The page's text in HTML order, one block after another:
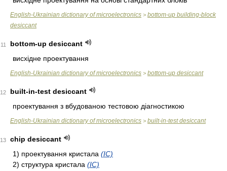
English-Ukrainian dictionary of microelectronics > bottom-up building-block
desiccant
11
bottom-up desiccant
висхідне проектування
English-Ukrainian dictionary of microelectronics > bottom-up desiccant
12
built-in-test desiccant
проектування з вбудованою тестовою діагностикою
English-Ukrainian dictionary of microelectronics > built-in-test desiccant
13
chip desiccant
1) проектування кристала (ІС)
2) структура кристала (ІС)